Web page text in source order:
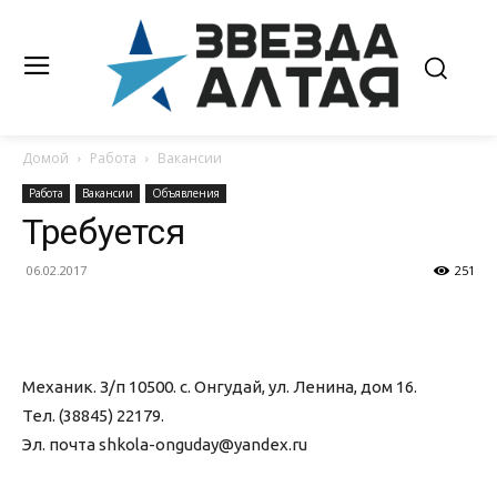
Домой Работа Вакансии
Работа Вакансии Объявления
Требуется
06.02.2017 251
Механик. З/п 10500. с. Онгудай, ул. Ленина, дом 16.
Тел. (38845) 22179.
Эл. почта shkola-onguday@yandex.ru